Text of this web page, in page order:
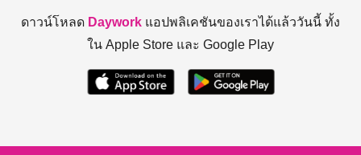
ดาวน์โหลด Daywork แอปพลิเคชันของเราได้แล้ววันนี้ ทั้ง
ใน Apple Store และ Google Play